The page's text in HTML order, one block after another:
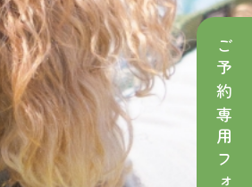
ご予約専用フォーム